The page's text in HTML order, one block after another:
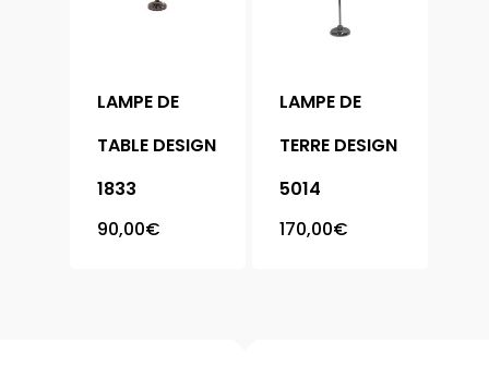
LAMPE DE
TABLE DESIGN
1833
90,00€
LAMPE DE
TERRE DESIGN
5014
170,00€
Meubles
Chambre
Complète
Literie